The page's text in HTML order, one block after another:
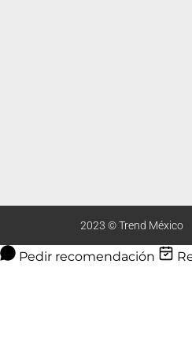
2023 © Trend México
Pedir recomendación